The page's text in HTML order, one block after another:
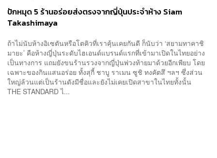
ปักหมุด 5 ร้านอร่อยส่งตรงจากญี่ปุ่นประจำห้าง Siam
Takashimaya
ถ้าไม่นับห้างอิเซตันหรือโตคิวที่เราคุ้นเคยกันดี ก็นับว่า ‘สยามทาคาชิ
มายะ’ คือห้างญี่ปุ่นระดับไฮเอนด์แบรนด์แรกที่เข้ามาเปิดในไทยอย่าง
เป็นทางการ แถมยังขนร้านรวงจากญี่ปุ่นพ่วงท้ายมาด้วยอีกเพียบ โดย
เฉพาะของกินแสนอร่อย ทั้งสุกี้ ชาบู ราเมน ซูชิ ทงคัตสึ ฯลฯ ซึ่งส่วน
ใหญ่ล้วนแต่เป็นร้านดังมีชื่อและยังไม่เคยเปิดสาขาในไทยทั้งนั้น
THE STANDARD ไ...